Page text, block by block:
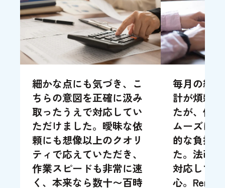
細かな点にも気づき、こ
ちらの意図を正確に汲み
取ったうえで対応してい
ただけました。曖昧な依
頼にも想像以上のクオリ
ティで応えていただき、
作業スピードも非常に速
く、本来なら数十〜百時
毎月の給
計が煩雑
たが、依
ムーズに
的な負担
た。法改
対応して
心。